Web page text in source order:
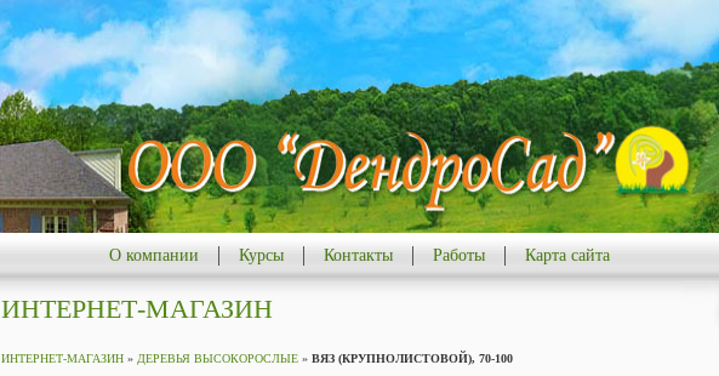
О компании Курсы Контакты Работы Карта сайта
ИНТЕРНЕТ-МАГАЗИН
ИНТЕРНЕТ-МАГАЗИН » ДЕРЕВЬЯ ВЫСОКОРОСЛЫЕ » ВЯЗ (КРУПНОЛИСТОВОЙ), 70-100